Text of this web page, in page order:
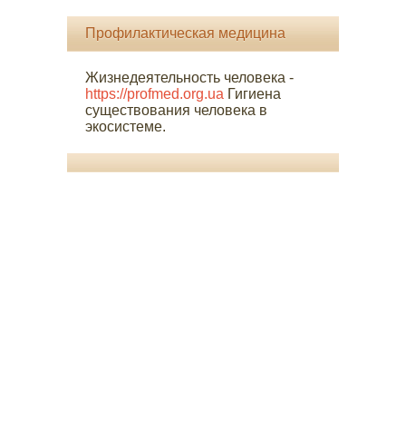
Профилактическая медицина
Жизнедеятельность человека -
https://profmed.org.ua Гигиена
существования человека в
экосистеме.